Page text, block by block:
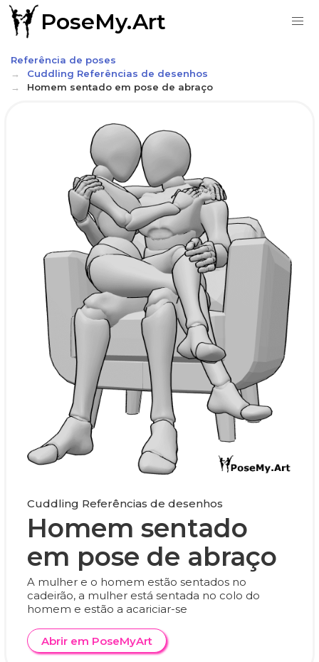
PoseMy.Art
Referência de poses
Cuddling Referências de desenhos
Homem sentado em pose de abraço
Cuddling Referências de desenhos
Homem sentado
em pose de abraço
A mulher e o homem estão sentados no
cadeirão, a mulher está sentada no colo do
homem e estão a acariciar-se
Abrir em PoseMyArt